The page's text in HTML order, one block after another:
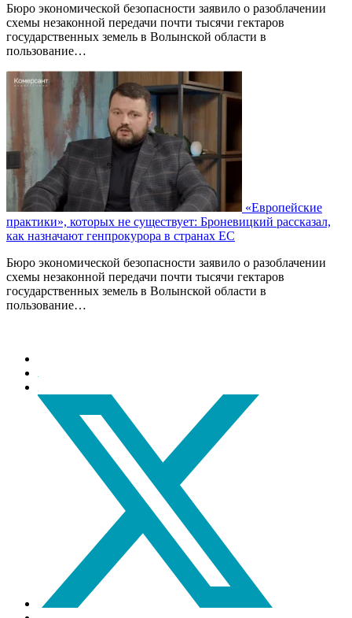
Бюро экономической безопасности заявило о разоблачении
схемы незаконной передачи почти тысячи гектаров
государственных земель в Волынской области в
пользование…
«Европейские
практики», которых не существует: Броневицкий рассказал,
как назначают генпрокурора в странах ЕС
Бюро экономической безопасности заявило о разоблачении
схемы незаконной передачи почти тысячи гектаров
государственных земель в Волынской области в
пользование…